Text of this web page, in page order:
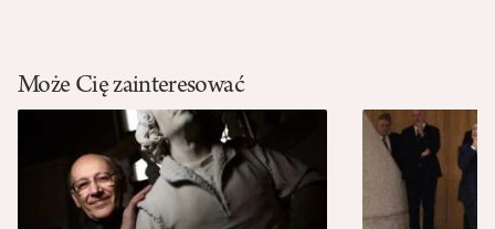
Może Cię zainteresować